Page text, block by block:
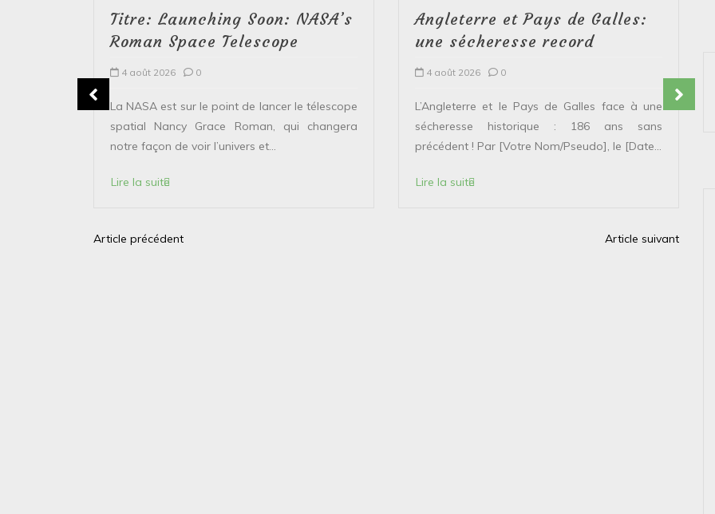
Titre: Launching Soon: NASA’s
Roman Space Telescope
4 août 2026 0
La NASA est sur le point de lancer le télescope
spatial Nancy Grace Roman, qui changera
notre façon de voir l’univers et...
Lire la suite
Angleterre et Pays de Galles:
une sécheresse record
4 août 2026 0
L’Angleterre et le Pays de Galles face à une
sécheresse historique : 186 ans sans
précédent ! Par [Votre Nom/Pseudo], le [Date...
Lire la suite
N
Article précédent Article suivant